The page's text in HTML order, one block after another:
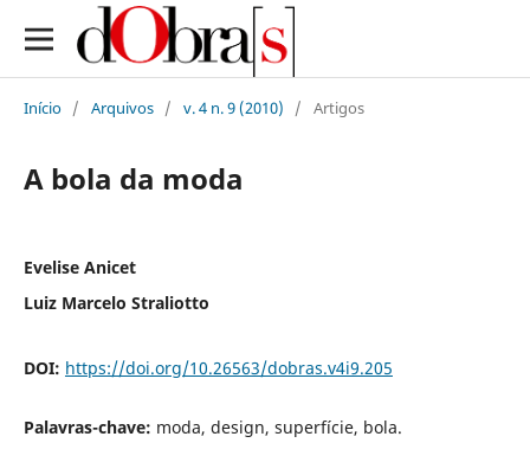
Início / Arquivos / v. 4 n. 9 (2010) / Artigos
A bola da moda
Evelise Anicet
Luiz Marcelo Straliotto
DOI: https://doi.org/10.26563/dobras.v4i9.205
Palavras-chave: moda, design, superfície, bola.